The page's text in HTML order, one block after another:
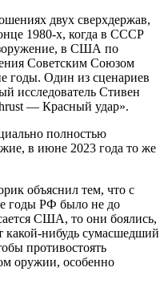
двух сверхдержав,
1980-х, когда в СССР
в США по
Советским Союзом
годы. Один из сценариев
исследователь Стивен
— Красный удар».
полностью
в июне 2023 года то же
объяснил тем, что с
годы РФ было не до
США, то они боялись,
какой-нибудь сумасшедший
противостоять
оружии, особенно